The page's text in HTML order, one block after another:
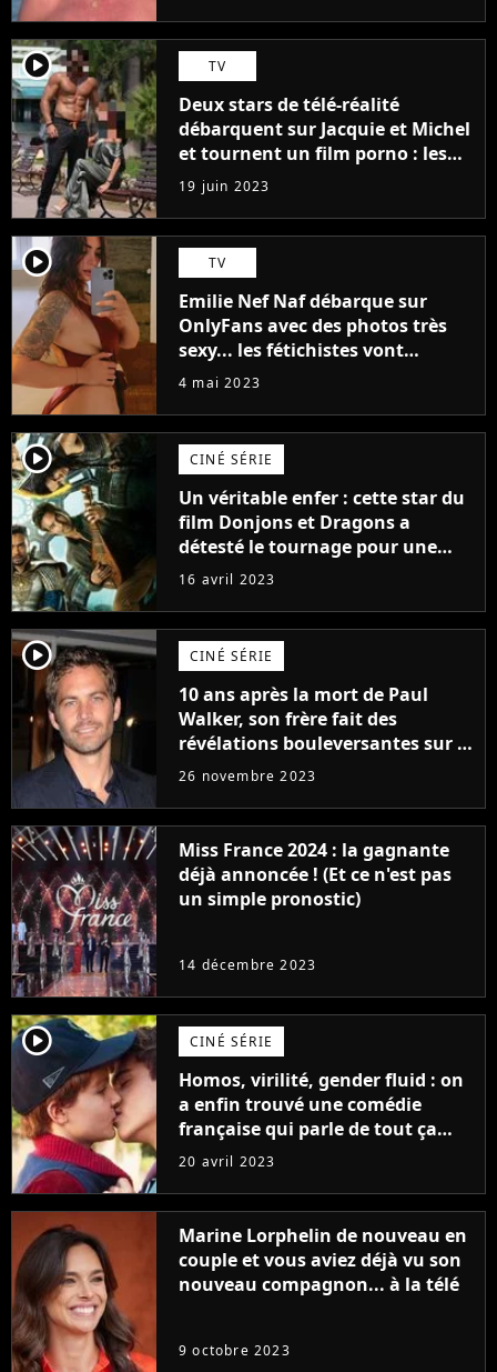
player2 TV
Deux stars de télé-réalité
débarquent sur Jacquie et Michel
et tournent un film porno : les
premières images du tournage
(exclu)
19 juin 2023
player2 TV
Emilie Nef Naf débarque sur
OnlyFans avec des photos très
sexy... les fétichistes vont
prendre leur pied !
4 mai 2023
player2 CINÉ SÉRIE
Un véritable enfer : cette star du
film Donjons et Dragons a
détesté le tournage pour une
raison très spéciale
16 avril 2023
player2 CINÉ SÉRIE
10 ans après la mort de Paul
Walker, son frère fait des
révélations bouleversantes sur la
réaction des acteurs de Fast and
26 novembre 2023
Miss France 2024 : la gagnante
déjà annoncée ! (Et ce n'est pas
un simple pronostic)
14 décembre 2023
player2 CINÉ SÉRIE
Homos, virilité, gender fluid : on
a enfin trouvé une comédie
française qui parle de tout ça
sans être super ringarde
20 avril 2023
Marine Lorphelin de nouveau en
couple et vous aviez déjà vu son
nouveau compagnon... à la télé
9 octobre 2023